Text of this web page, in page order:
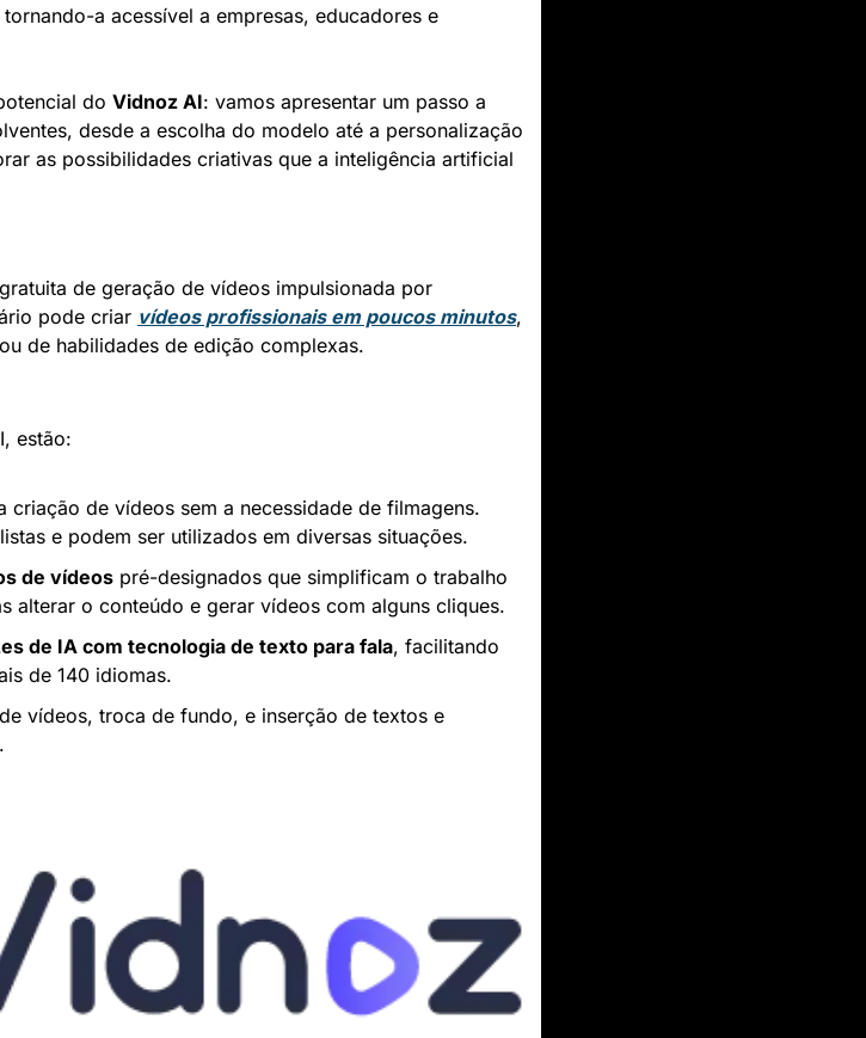
a acessível a empresas, educadores e
do Vidnoz AI: vamos apresentar um passo a
desde a escolha do modelo até a personalização
as possibilidades criativas que a inteligência artificial
de geração de vídeos impulsionada por
pode criar vídeos profissionais em poucos minutos,
de habilidades de edição complexas.
estão:
criação de vídeos sem a necessidade de filmagens.
e podem ser utilizados em diversas situações.
de vídeos pré-designados que simplificam o trabalho
alterar o conteúdo e gerar vídeos com alguns cliques.
de IA com tecnologia de texto para fala, facilitando
de 140 idiomas.
vídeos, troca de fundo, e inserção de textos e